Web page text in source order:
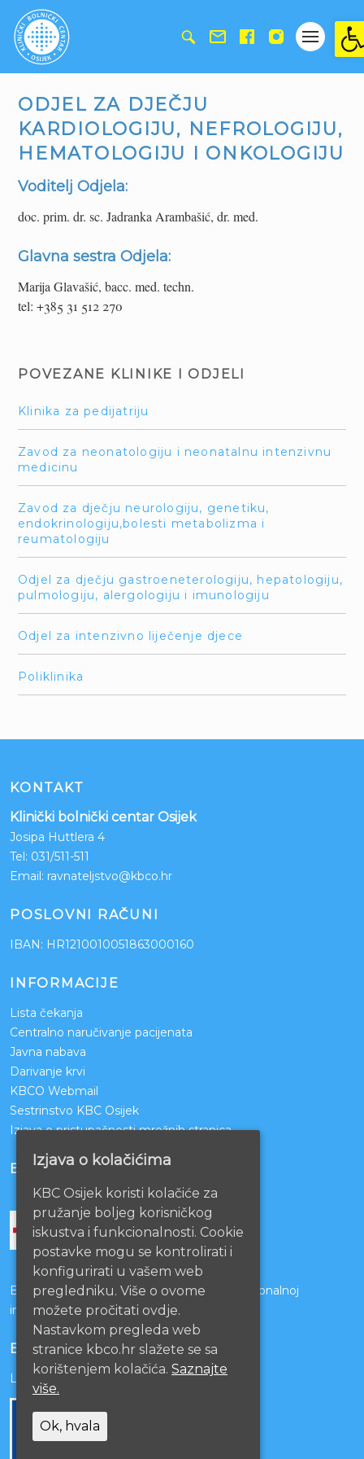
ODJEL ZA DJEČJU
KARDIOLOGIJU, NEFROLOGIJU,
HEMATOLOGIJU I ONKOLOGIJU
Voditelj Odjela:
doc. prim. dr. sc. Jadranka Arambašić, dr. med.
Glavna sestra Odjela:
Marija Glavašić, bacc. med. techn.
tel: +385 31 512 270
POVEZANE KLINIKE I ODJELI
Klinika za pedijatriju
Zavod za neonatologiju i neonatalnu intenzivnu
medicinu
Zavod za dječju neurologiju, genetiku,
endokrinologiju,bolesti metabolizma i
reumatologiju
Odjel za dječju gastroeneterologiju, hepatologiju,
pulmologiju, alergologiju i imunologiju
Odjel za intenzivno liječenje djece
Poliklinika
KONTAKT
Klinički bolnički centar Osijek
Josipa Huttlera 4
Tel: 031/511-511
Email: ravnateljstvo@kbco.hr
POSLOVNI RAČUNI
IBAN: HR1210010051863000160
INFORMACIJE
Lista čekanja
Centralno naručivanje pacijenata
Javna nabava
Darivanje krvi
KBCO Webmail
Sestrinstvo KBC Osijek
Izjava o pristupačnosti mrežnih stranica
BOLNICE PARTNERI
Bolnice s kojima je potpisan ugovor o funkcionalnoj
integraciji
EU PROJEKTI
Lista projekata
Izjava o kolačićima
KBC Osijek koristi kolačiće za
pružanje boljeg korisničkog
iskustva i funkcionalnosti. Cookie
postavke mogu se kontrolirati i
konfigurirati u vašem web
pregledniku. Više o ovome
možete pročitati ovdje.
Nastavkom pregleda web
stranice kbco.hr slažete se sa
korištenjem kolačića. Saznajte
više.
Ok, hvala